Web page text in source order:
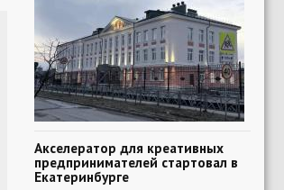
Акселератор для креативных
предпринимателей стартовал в
Екатеринбурге